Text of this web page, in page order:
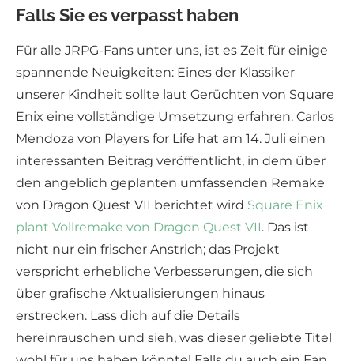
Falls Sie es verpasst haben
Für alle JRPG-Fans unter uns, ist es Zeit für einige
spannende Neuigkeiten: Eines der Klassiker
unserer Kindheit sollte laut Gerüchten von Square
Enix eine vollständige Umsetzung erfahren. Carlos
Mendoza von Players for Life hat am 14. Juli einen
interessanten Beitrag veröffentlicht, in dem über
den angeblich geplanten umfassenden Remake
von Dragon Quest VII berichtet wird Square Enix
plant Vollremake von Dragon Quest VII. Das ist
nicht nur ein frischer Anstrich; das Projekt
verspricht erhebliche Verbesserungen, die sich
über grafische Aktualisierungen hinaus
erstrecken. Lass dich auf die Details
hereinrauschen und sieh, was dieser geliebte Titel